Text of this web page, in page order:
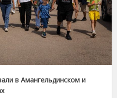
в Амангельдинском и